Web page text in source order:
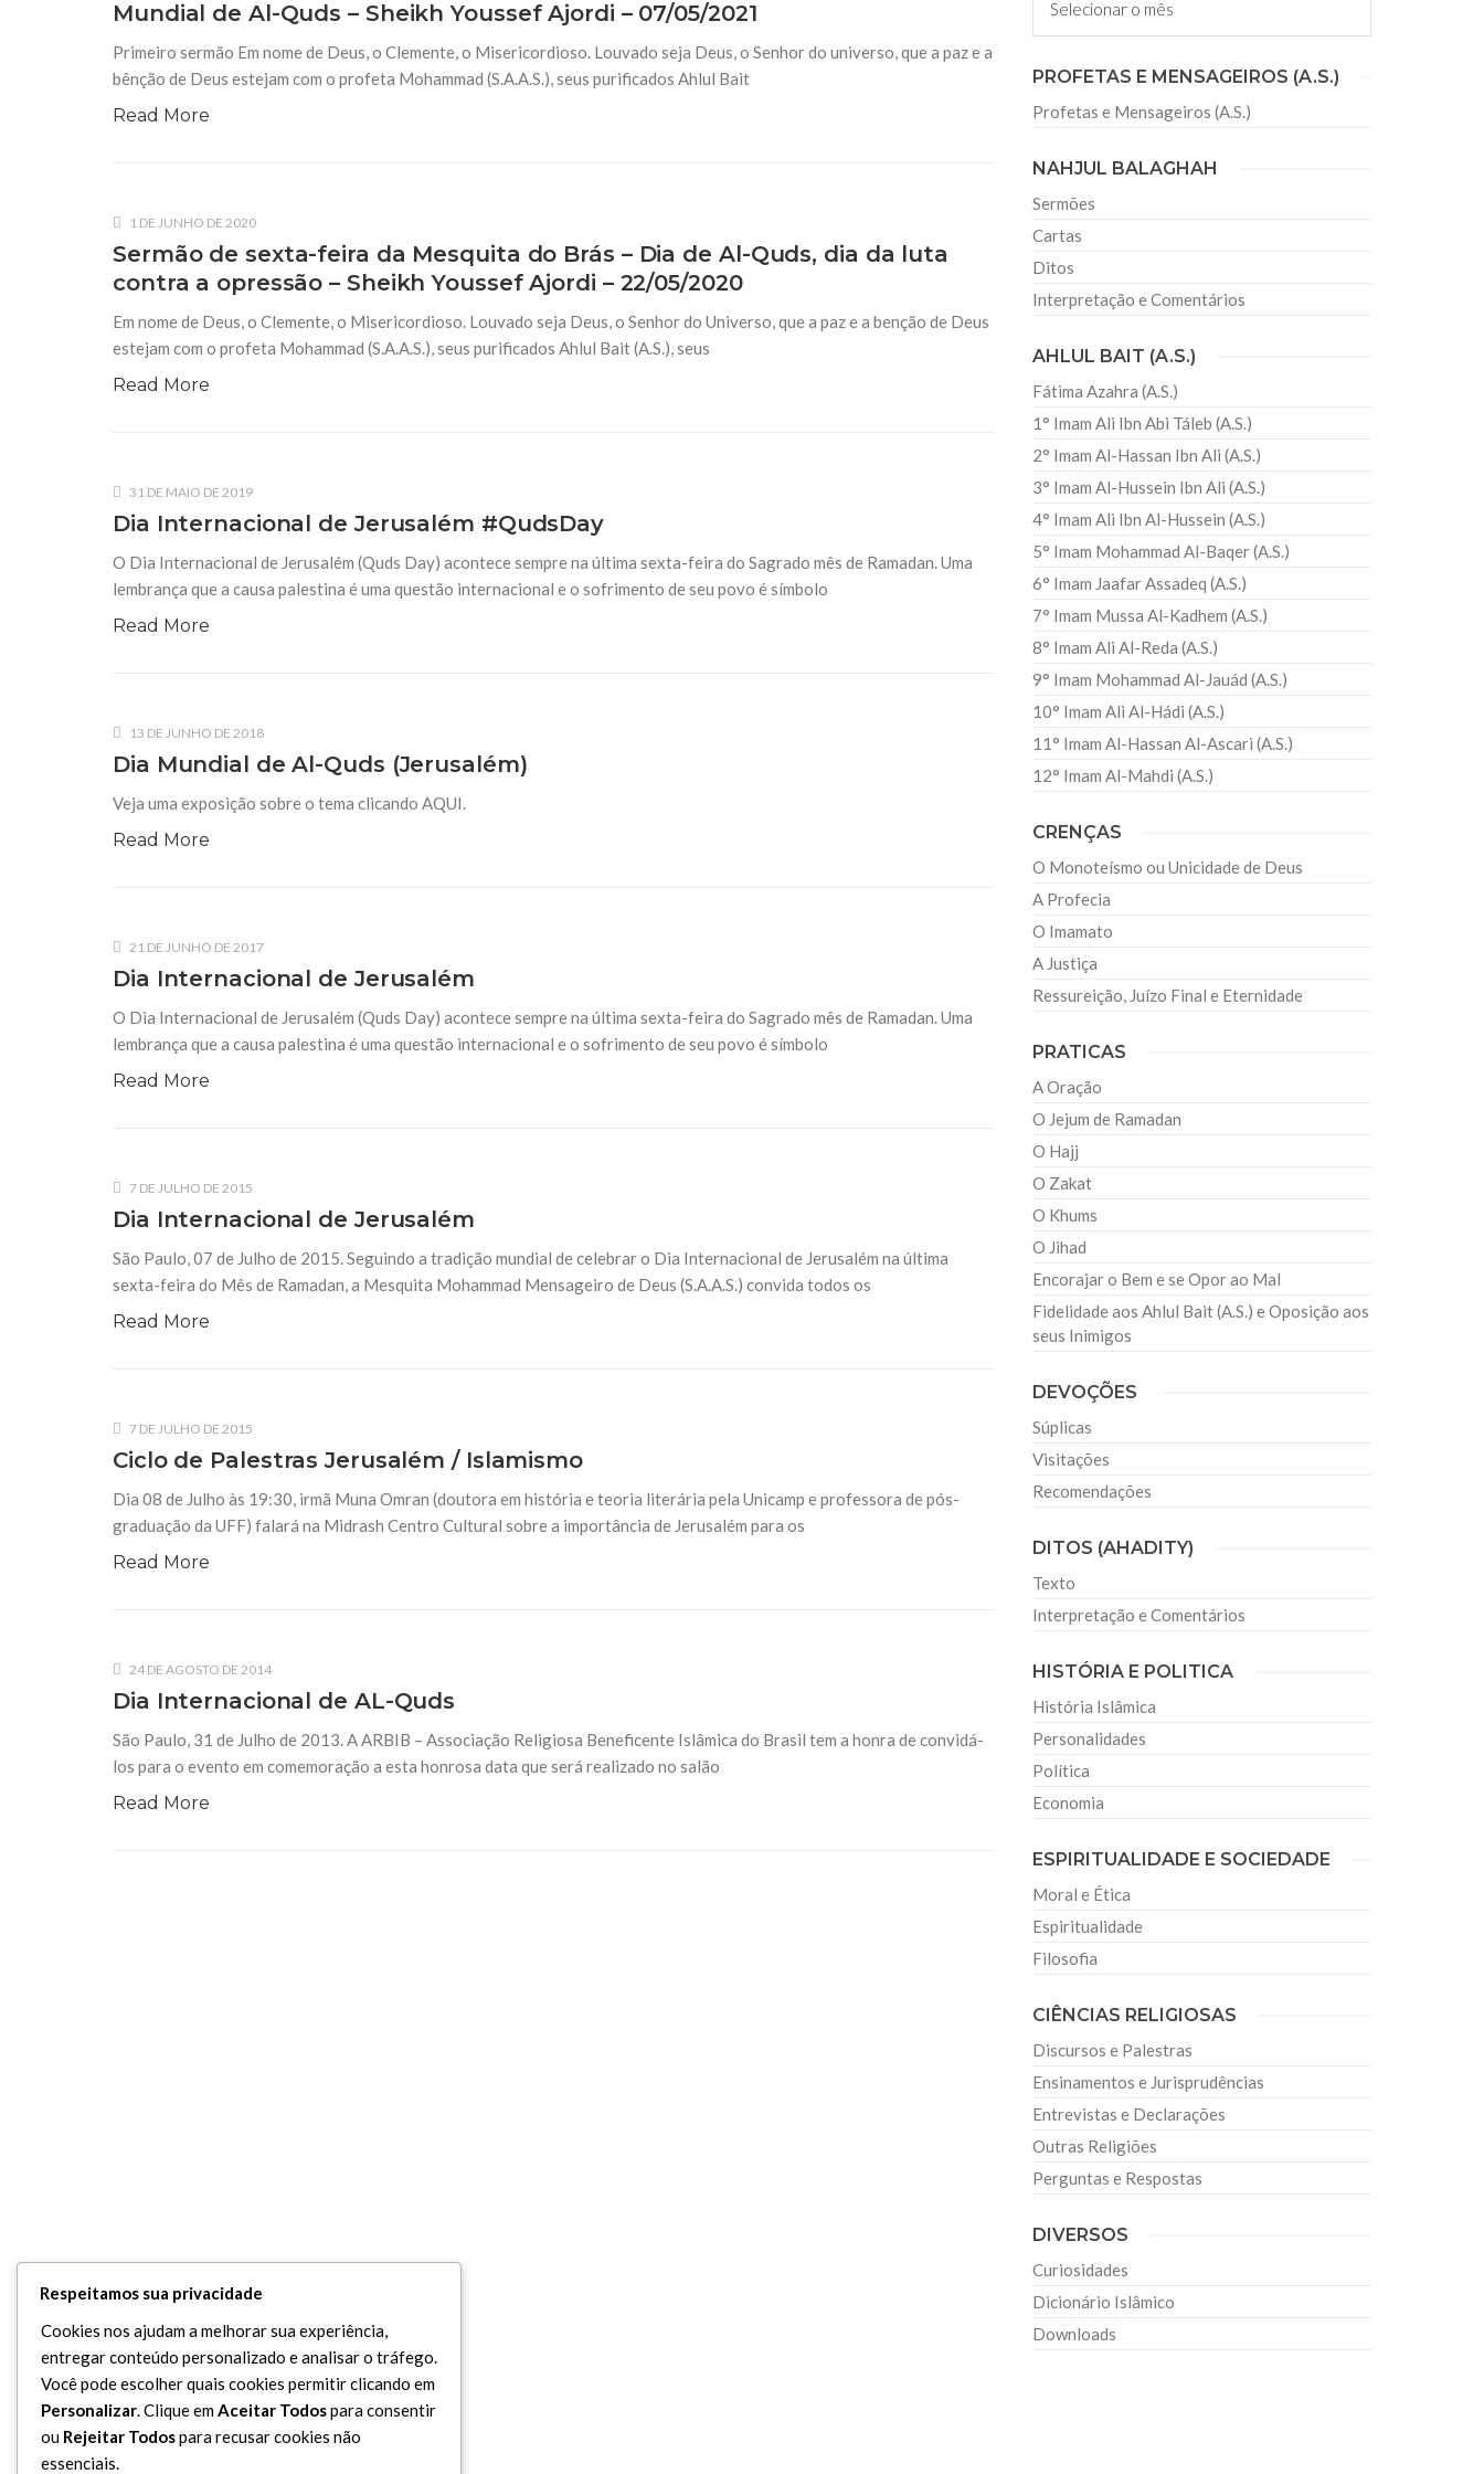
10 DE NOVEMBRO DE 2013
Em nome de Deus, o Clemente, o Misericordioso! Diante da data em que
relembramos o martírio do quarto Imam dos muçulmanos, o Imam Ali Ibn Al-
Hussein Ibn Ali Ibn Abi Táleb (A.S.), conhecido por “Zein Al-Ábidin” (Formosura
3 DE JULHO DE 2014
Centro Islâmico no Brasil recebe o ex-ministro das
Relações Exteriores da República Islâmica do Irã
Na noite da quinta-feira, 03 de Abril, o Centro Islâmico no Brasil recebeu em sua
sede, em São Paulo, o ex-ministro das Relações Exteriores da República Islâmica
Mundial de Al-Quds – Sheikh Youssef Ajordi – 07/05/2021
Primeiro sermão Em nome de Deus, o Clemente, o Misericordioso. Louvado seja Deus, o Senhor do universo, que a paz e a
bênção de Deus estejam com o profeta Mohammad (S.A.A.S.), seus purificados Ahlul Bait
Read More
1 DE JUNHO DE 2020
Sermão de sexta-feira da Mesquita do Brás – Dia de Al-Quds, dia da luta
contra a opressão – Sheikh Youssef Ajordi – 22/05/2020
Em nome de Deus, o Clemente, o Misericordioso. Louvado seja Deus, o Senhor do Universo, que a paz e a benção de Deus
estejam com o profeta Mohammad (S.A.A.S.), seus purificados Ahlul Bait (A.S.), seus
Read More
31 DE MAIO DE 2019
Dia Internacional de Jerusalém #QudsDay
O Dia Internacional de Jerusalém (Quds Day) acontece sempre na última sexta-feira do Sagrado mês de Ramadan. Uma
lembrança que a causa palestina é uma questão internacional e o sofrimento de seu povo é símbolo
Read More
13 DE JUNHO DE 2018
Dia Mundial de Al-Quds (Jerusalém)
Veja uma exposição sobre o tema clicando AQUI.
Read More
21 DE JUNHO DE 2017
Dia Internacional de Jerusalém
O Dia Internacional de Jerusalém (Quds Day) acontece sempre na última sexta-feira do Sagrado mês de Ramadan. Uma
lembrança que a causa palestina é uma questão internacional e o sofrimento de seu povo é símbolo
Read More
7 DE JULHO DE 2015
Dia Internacional de Jerusalém
São Paulo, 07 de Julho de 2015. Seguindo a tradição mundial de celebrar o Dia Internacional de Jerusalém na última
sexta-feira do Mês de Ramadan, a Mesquita Mohammad Mensageiro de Deus (S.A.A.S.) convida todos os
Read More
7 DE JULHO DE 2015
Ciclo de Palestras Jerusalém / Islamismo
Dia 08 de Julho às 19:30, irmã Muna Omran (doutora em história e teoria literária pela Unicamp e professora de pós-
graduação da UFF) falará na Midrash Centro Cultural sobre a importância de Jerusalém para os
Read More
24 DE AGOSTO DE 2014
Dia Internacional de AL-Quds
São Paulo, 31 de Julho de 2013. A ARBIB – Associação Religiosa Beneficente Islâmica do Brasil tem a honra de convidá-
los para o evento em comemoração a esta honrosa data que será realizado no salão
Read More
PROFETAS E MENSAGEIROS (A.S.)
Profetas e Mensageiros (A.S.)
NAHJUL BALAGHAH
Sermões
Cartas
Ditos
Interpretação e Comentários
AHLUL BAIT (A.S.)
Fátima Azahra (A.S.)
1° Imam Ali Ibn Abi Táleb (A.S.)
2° Imam Al-Hassan Ibn Ali (A.S.)
3° Imam Al-Hussein Ibn Ali (A.S.)
4° Imam Ali Ibn Al-Hussein (A.S.)
5° Imam Mohammad Al-Baqer (A.S.)
6° Imam Jaafar Assadeq (A.S.)
7° Imam Mussa Al-Kadhem (A.S.)
8° Imam Ali Al-Reda (A.S.)
9° Imam Mohammad Al-Jauád (A.S.)
10° Imam Ali Al-Hádi (A.S.)
11° Imam Al-Hassan Al-Ascari (A.S.)
12° Imam Al-Mahdi (A.S.)
CRENÇAS
O Monoteísmo ou Unicidade de Deus
A Profecia
O Imamato
A Justiça
Ressureição, Juízo Final e Eternidade
PRATICAS
A Oração
O Jejum de Ramadan
O Hajj
O Zakat
O Khums
O Jihad
Encorajar o Bem e se Opor ao Mal
Fidelidade aos Ahlul Bait (A.S.) e Oposição aos
seus Inimigos
DEVOÇÕES
Súplicas
Visitações
Recomendações
DITOS (AHADITY)
Texto
Interpretação e Comentários
HISTÓRIA E POLITICA
História Islâmica
Personalidades
Política
Economia
ESPIRITUALIDADE E SOCIEDADE
Moral e Ética
Espiritualidade
Filosofia
CIÊNCIAS RELIGIOSAS
Discursos e Palestras
Ensinamentos e Jurisprudências
Entrevistas e Declarações
Outras Religiões
Perguntas e Respostas
DIVERSOS
Curiosidades
Dicionário Islâmico
Downloads
Respeitamos sua privacidade
Cookies nos ajudam a melhorar sua experiência,
entregar conteúdo personalizado e analisar o tráfego.
Você pode escolher quais cookies permitir clicando em
Personalizar. Clique emAceitar Todospara consentir
ou Rejeitar Todospara recusar cookies não
essenciais.